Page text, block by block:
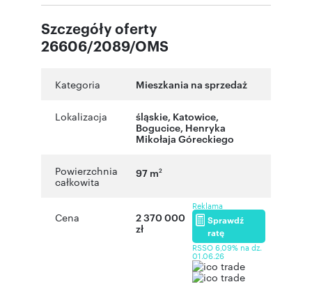
Szczegóły oferty
26606/2089/OMS
Kategoria Mieszkania na sprzedaż
Lokalizacja śląskie, Katowice,
Bogucice, Henryka
Mikołaja Góreckiego
Powierzchnia
całkowita
97 m2
Cena
2 370 000
zł
Reklama
Sprawdź
ratę
RSSO 6,09% na dz.
01.06.26